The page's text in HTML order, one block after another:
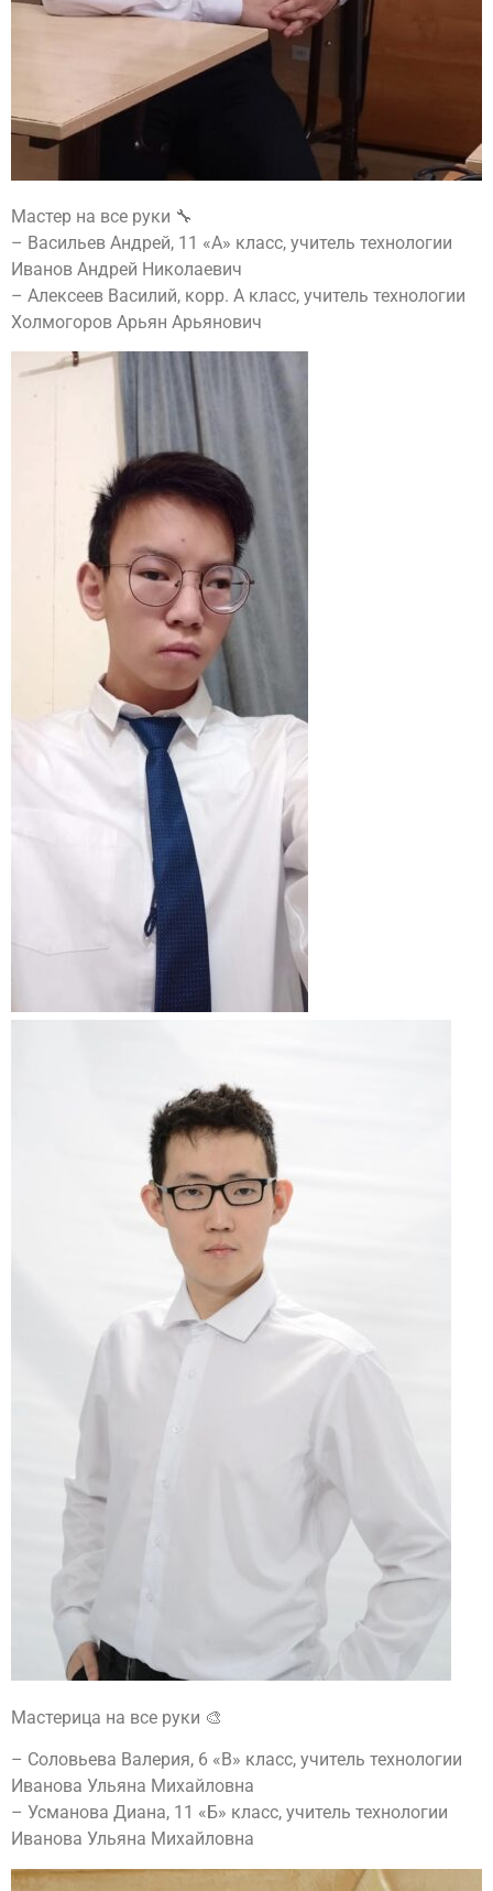
Мастер на все руки 🔧
– Васильев Андрей, 11 «А» класс, учитель технологии
Иванов Андрей Николаевич
– Алексеев Василий, корр. А класс, учитель технологии
Холмогоров Арьян Арьянович
Мастерица на все руки 🎨
– Соловьева Валерия, 6 «В» класс, учитель технологии
Иванова Ульяна Михайловна
– Усманова Диана, 11 «Б» класс, учитель технологии
Иванова Ульяна Михайловна